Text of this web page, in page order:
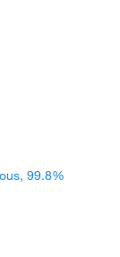
99.8%